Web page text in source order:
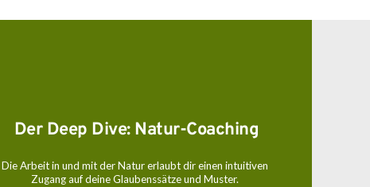
Der Deep Dive: Natur-Coaching
Die Arbeit in und mit der Natur erlaubt dir einen intuitiven
Zugang auf deine Glaubenssätze und Muster.